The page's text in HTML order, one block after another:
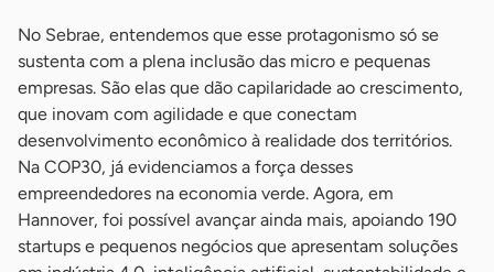
No Sebrae, entendemos que esse protagonismo só se
sustenta com a plena inclusão das micro e pequenas
empresas. São elas que dão capilaridade ao crescimento,
que inovam com agilidade e que conectam
desenvolvimento econômico à realidade dos territórios.
Na COP30, já evidenciamos a força desses
empreendedores na economia verde. Agora, em
Hannover, foi possível avançar ainda mais, apoiando 190
startups e pequenos negócios que apresentam soluções